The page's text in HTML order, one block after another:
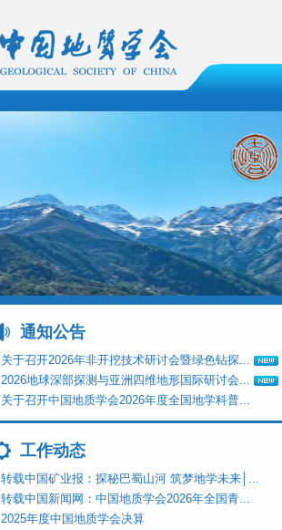
通知公告
关于召开2026年非开挖技术研讨会暨绿色钻探...
2026地球深部探测与亚洲四维地形国际研讨会...
关于召开中国地质学会2026年度全国地学科普...
工作动态
转载中国矿业报：探秘巴蜀山河 筑梦地学未来│...
转载中国新闻网：中国地质学会2026年全国青...
2025年度中国地质学会决算